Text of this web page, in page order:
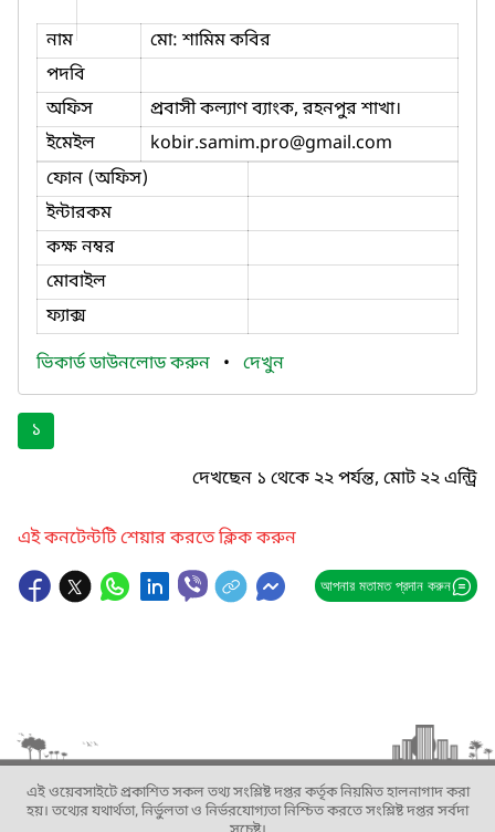
নাম
মো: শামিম কবির
পদবি
অফিস
প্রবাসী কল্যাণ ব্যাংক, রহনপুর শাখা।
ইমেইল
kobir.samim.pro@gmail.com
ফোন (অফিস)
ইন্টারকম
কক্ষ নম্বর
মোবাইল
ফ্যাক্স
ভিকার্ড ডাউনলোড করুন • দেখুন
১
দেখছেন ১ থেকে ২২ পর্যন্ত, মোট ২২ এন্ট্রি
এই কনটেন্টটি শেয়ার করতে ক্লিক করুন
আপনার মতামত প্রদান করুন
এই ওয়েবসাইটে প্রকাশিত সকল তথ্য সংশ্লিষ্ট দপ্তর কর্তৃক নিয়মিত হালনাগাদ করা
হয়। তথ্যের যথার্থতা, নির্ভুলতা ও নির্ভরযোগ্যতা নিশ্চিত করতে সংশ্লিষ্ট দপ্তর সর্বদা